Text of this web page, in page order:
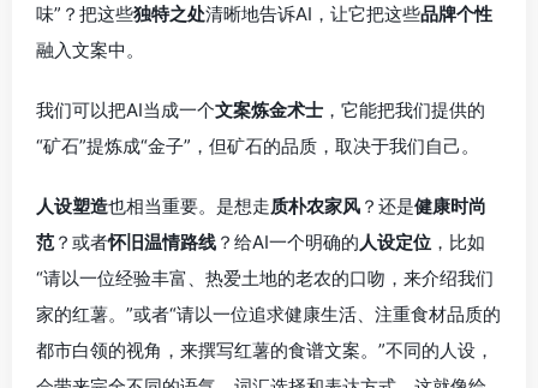
味”？把这些独特之处清晰地告诉AI，让它把这些品牌个性
融入文案中。
我们可以把AI当成一个文案炼金术士 ，它能把我们提供的
“矿石”提炼成“金子”，但矿石的品质，取决于我们自己。
人设塑造也相当重要。是想走质朴农家风 ？还是健康时尚
范？或者怀旧温情路线 ？给AI一个明确的 人设定位 ，比如
“请以一位经验丰富、热爱土地的老农的口吻，来介绍我们
家的红薯。”或者“请以一位追求健康生活、注重食材品质的
都市白领的视角，来撰写红薯的食谱文案。”不同的人设，